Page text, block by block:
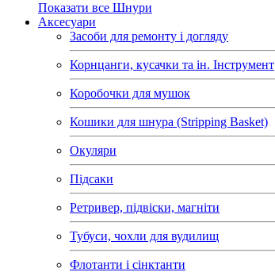
Показати все Шнури
Аксесуари
Засоби для ремонту і догляду
Корнцанги, кусачки та ін. Інструмент
Коробочки для мушок
Кошики для шнура (Stripping Basket)
Окуляри
Підсаки
Ретривер, підвіски, магніти
Тубуси, чохли для вудилищ
Флотанти і сінктанти